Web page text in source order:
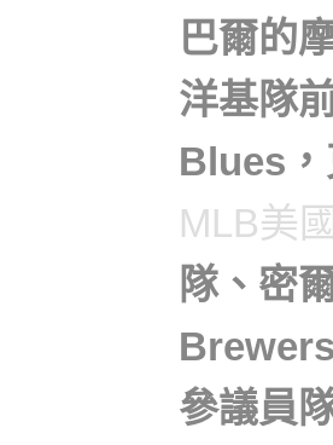
巴爾的
洋基隊
Blues，
MLB美
隊、密
參議員